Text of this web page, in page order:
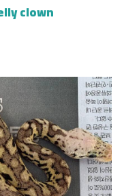
clown